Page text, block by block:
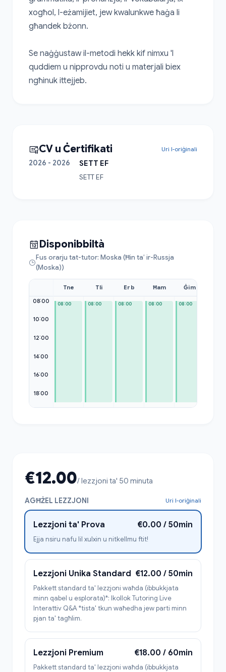
xogħol, l-eżamijiet, jew kwalunkwe ħaġa li
għandek bżonn.
Se naġġustaw il-metodi hekk kif nimxu 'l
quddiem u nipprovdu noti u materjali biex
ngħinuk ittejjeb.
CV u Ċertifikati Uri l-oriġinali
2026 - 2026
SETT EF
SETT EF
Disponibbiltà
Fus orarju tat-tutor: Moska (Ħin ta’ ir-Russja
(Moska))
08:00
10:00
12:00
14:00
16:00
18:00
Tne
08:00
Tli
08:00
Erb
08:00
Ħam
08:00
Ġim
08:00
€12.00/ lezzjoni ta' 50 minuta
AGĦŻEL LEZZJONI Uri l-oriġinali
Lezzjoni ta' Prova €0.00 / 50min
Ejja nsiru nafu lil xulxin u nitkellmu ftit!
Lezzjoni Unika Standard €12.00 / 50min
Pakkett standard ta' lezzjoni waħda (ibbukkjata
minn qabel u esplorata)*: Ikollok Tutoring Live
Interattiv Q&A *tista' tkun waħedha jew parti minn
pjan ta' tagħlim.
Lezzjoni Premium €18.00 / 60min
Pakkett standard ta' lezzjoni waħda (ibbukkjata